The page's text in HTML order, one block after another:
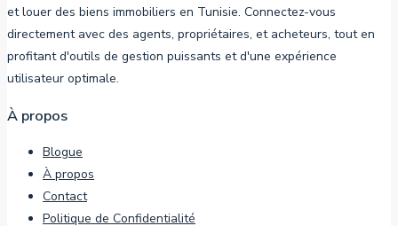
et louer des biens immobiliers en Tunisie. Connectez-vous
directement avec des agents, propriétaires, et acheteurs, tout en
profitant d'outils de gestion puissants et d'une expérience
utilisateur optimale.
À propos
Blogue
À propos
Contact
Politique de Confidentialité